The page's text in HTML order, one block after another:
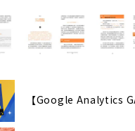
【Google Analytics